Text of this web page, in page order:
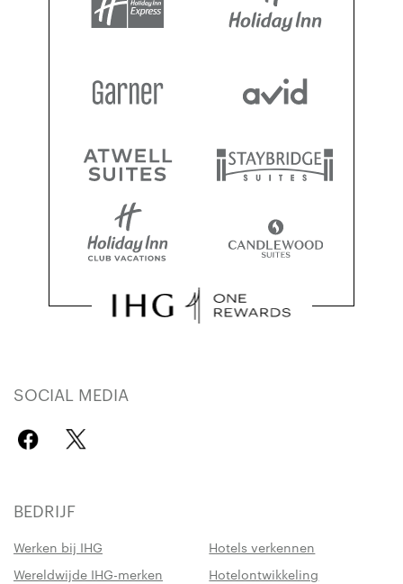
SOCIAL MEDIA
BEDRIJF
Werken bij IHG
Hotels verkennen
Wereldwijde IHG-merken
Hotelontwikkeling